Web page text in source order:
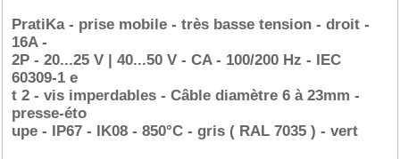
PratiKa - prise mobile - très basse tension - droit -
16A -
2P - 20...25 V | 40...50 V - CA - 100/200 Hz - IEC
60309-1 e
t 2 - vis imperdables - Câble diamètre 6 à 23mm -
presse-éto
upe - IP67 - IK08 - 850°C - gris ( RAL 7035 ) - vert